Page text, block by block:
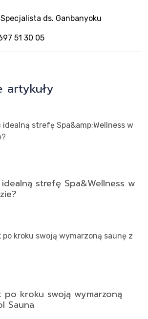
ds. Ganbanyoku
51 30 05
artykuły
strefę Spa&Wellness w
po kroku swoją wymarzoną
Sauna